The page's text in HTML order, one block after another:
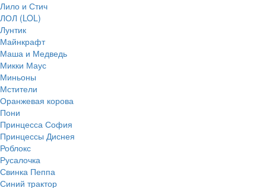
Лило и Стич
ЛОЛ (LOL)
Лунтик
Майнкрафт
Маша и Медведь
Микки Маус
Миньоны
Мстители
Оранжевая корова
Пони
Принцесса София
Принцессы Диснея
Роблокс
Русалочка
Свинка Пеппа
Синий трактор